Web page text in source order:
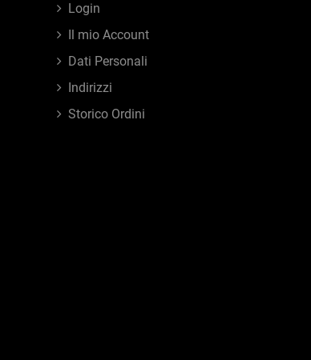
Login
Il mio Account
Dati Personali
Indirizzi
Storico Ordini